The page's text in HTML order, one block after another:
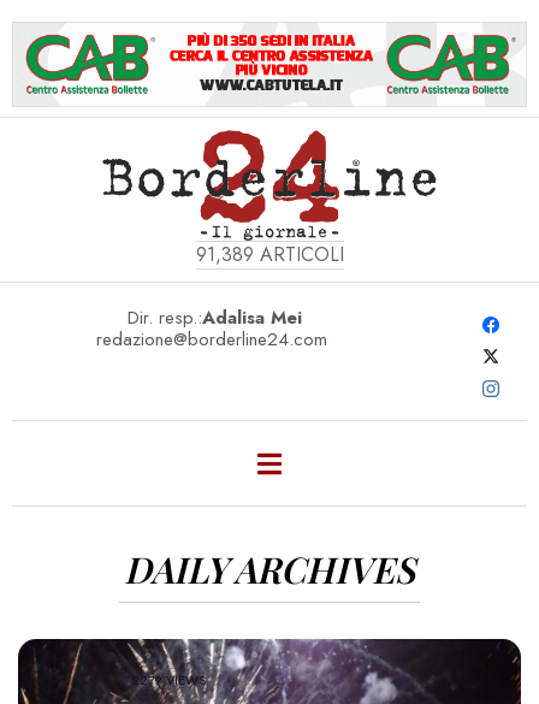
91,389 ARTICOLI
Dir. resp.:Adalisa Mei
redazione@borderline24.com
DAILY ARCHIVES
2279 VIEWS